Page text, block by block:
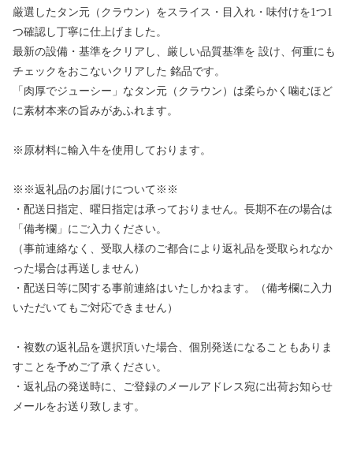
厳選したタン元（クラウン）をスライス・目入れ・味付けを1つ1
つ確認し丁寧に仕上げました。
最新の設備・基準をクリアし、厳しい品質基準を 設け、何重にも
チェックをおこないクリアした 銘品です。
「肉厚でジューシー」なタン元（クラウン）は柔らかく噛むほど
に素材本来の旨みがあふれます。
※原材料に輸入牛を使用しております。
※※返礼品のお届けについて※※
・配送日指定、曜日指定は承っておりません。長期不在の場合は
「備考欄」にご入力ください。
（事前連絡なく、受取人様のご都合により返礼品を受取られなか
った場合は再送しません）
・配送日等に関する事前連絡はいたしかねます。（備考欄に入力
いただいてもご対応できません）
・複数の返礼品を選択頂いた場合、個別発送になることもありま
すことを予めご了承ください。
・返礼品の発送時に、ご登録のメールアドレス宛に出荷お知らせ
メールをお送り致します。